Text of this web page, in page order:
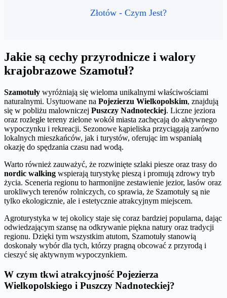
Złotów - Czym Jest?
Jakie są cechy przyrodnicze i walory
krajobrazowe Szamotuł?
Szamotuły wyróżniają się wieloma unikalnymi właściwościami
naturalnymi. Usytuowane na Pojezierzu Wielkopolskim, znajdują
się w pobliżu malowniczej Puszczy Nadnoteckiej. Liczne jeziora
oraz rozległe tereny zielone wokół miasta zachęcają do aktywnego
wypoczynku i rekreacji. Sezonowe kąpieliska przyciągają zarówno
lokalnych mieszkańców, jak i turystów, oferując im wspaniałą
okazję do spędzania czasu nad wodą.
Warto również zauważyć, że rozwinięte szlaki piesze oraz trasy do
nordic walking wspierają turystykę pieszą i promują zdrowy tryb
życia. Sceneria regionu to harmonijne zestawienie jezior, lasów oraz
urokliwych terenów rolniczych, co sprawia, że Szamotuły są nie
tylko ekologicznie, ale i estetycznie atrakcyjnym miejscem.
Agroturystyka w tej okolicy staje się coraz bardziej popularna, dając
odwiedzającym szansę na odkrywanie piękna natury oraz tradycji
regionu. Dzięki tym wszystkim atutom, Szamotuły stanowią
doskonały wybór dla tych, którzy pragną obcować z przyrodą i
cieszyć się aktywnym wypoczynkiem.
W czym tkwi atrakcyjność Pojezierza
Wielkopolskiego i Puszczy Nadnoteckiej?